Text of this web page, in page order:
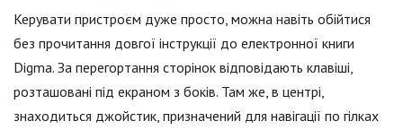
Керувати пристроєм дуже просто, можна навіть обійтися
без прочитання довгої інструкції до електронної книги
Digma. За перегортання сторінок відповідають клавіші,
розташовані під екраном з боків. Там же, в центрі,
знаходиться джойстик, призначений для навігації по гілках